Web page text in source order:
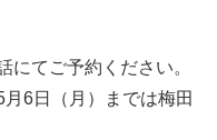
にてご予約ください。
月6日（月）までは梅田